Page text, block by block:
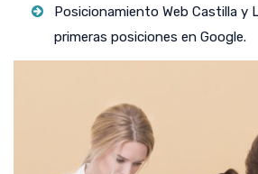
Posicionamiento Web Castilla y
primeras posiciones en Google.